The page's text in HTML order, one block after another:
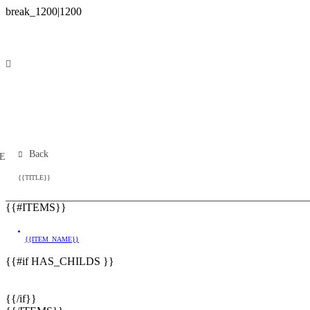
Back
{{TITLE}}
{{#ITEMS}}
{{ITEM_NAME}}
{{#if HAS_CHILDS }}
{{/if}}